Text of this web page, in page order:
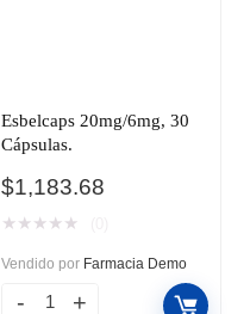
Esbelcaps 20mg/6mg, 30
Cápsulas.
$1,183.68
★ ★ ★ ★ ★
Vendido por Farmacia Demo